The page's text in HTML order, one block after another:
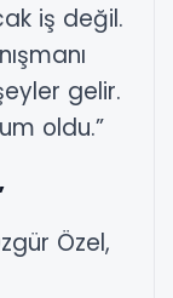
iş değil.
gelir.
oldu.”
Özel,